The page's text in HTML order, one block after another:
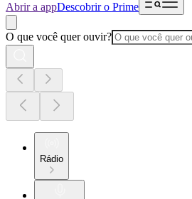
Abrir a appDescobrir o Prime
O que você quer ouvir?
Rádio